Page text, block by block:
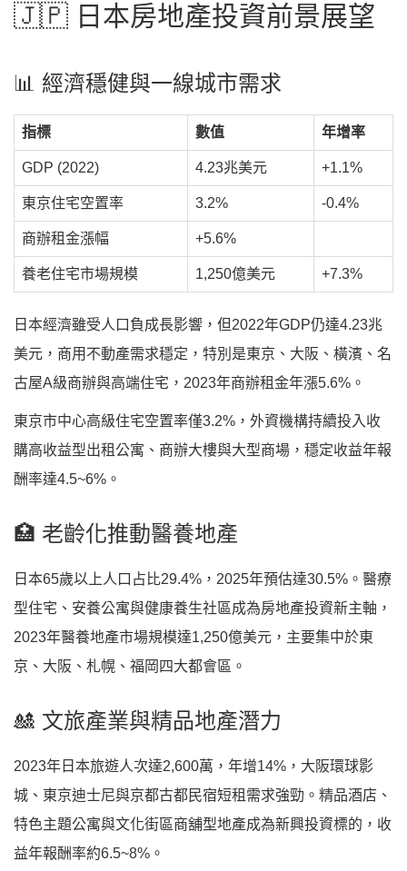
🇯🇵 日本房地產投資前景展望
📊 經濟穩健與一線城市需求
指標 數值 年增率
GDP (2022) 4.23兆美元 +1.1%
東京住宅空置率 3.2% -0.4%
商辦租金漲幅 +5.6%
養老住宅市場規模 1,250億美元 +7.3%
日本經濟雖受人口負成長影響，但2022年GDP仍達4.23兆
美元，商用不動產需求穩定，特別是東京、大阪、橫濱、名
古屋A級商辦與高端住宅，2023年商辦租金年漲5.6%。
東京市中心高級住宅空置率僅3.2%，外資機構持續投入收
購高收益型出租公寓、商辦大樓與大型商場，穩定收益年報
酬率達4.5~6%。
🏥 老齡化推動醫養地產
日本65歲以上人口占比29.4%，2025年預估達30.5%。醫療
型住宅、安養公寓與健康養生社區成為房地產投資新主軸，
2023年醫養地產市場規模達1,250億美元，主要集中於東
京、大阪、札幌、福岡四大都會區。
🎎 文旅產業與精品地產潛力
2023年日本旅遊人次達2,600萬，年增14%，大阪環球影
城、東京迪士尼與京都古都民宿短租需求強勁。精品酒店、
特色主題公寓與文化街區商舖型地產成為新興投資標的，收
益年報酬率約6.5~8%。